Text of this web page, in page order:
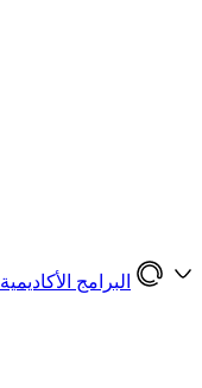
البرامج الأكاديمية